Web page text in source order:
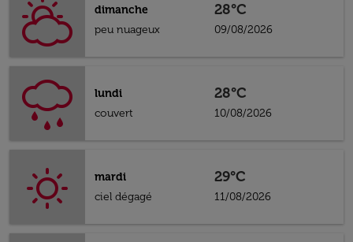
dimanche
peu nuageux
28°C
09/08/2026
lundi
couvert
28°C
10/08/2026
mardi
ciel dégagé
29°C
11/08/2026